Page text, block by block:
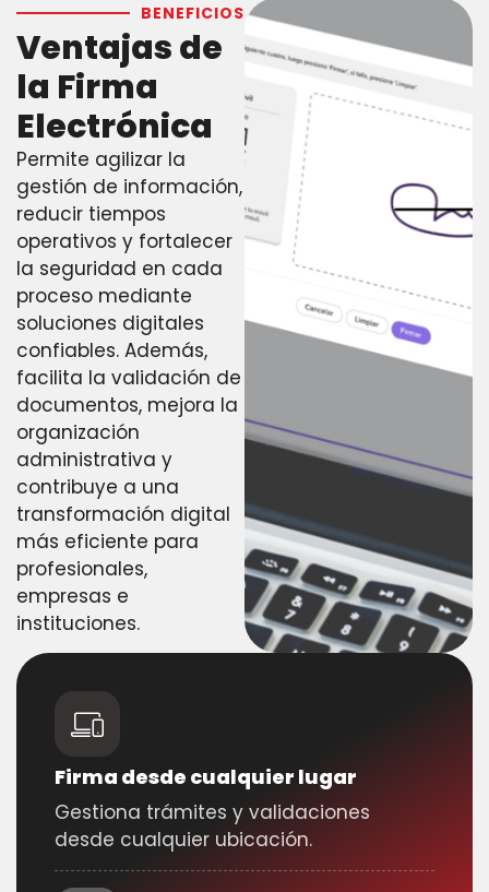
BENEFICIOS
Ventajas de
la Firma
Electrónica
Permite agilizar la
gestión de información,
reducir tiempos
operativos y fortalecer
la seguridad en cada
proceso mediante
soluciones digitales
confiables. Además,
facilita la validación de
documentos, mejora la
organización
administrativa y
contribuye a una
transformación digital
más eficiente para
profesionales,
empresas e
instituciones.
Firma desde cualquier lugar
Gestiona trámites y validaciones
desde cualquier ubicación.